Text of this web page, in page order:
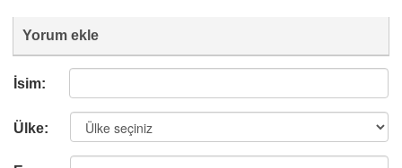
Yorum ekle
İsim:
Ülke: